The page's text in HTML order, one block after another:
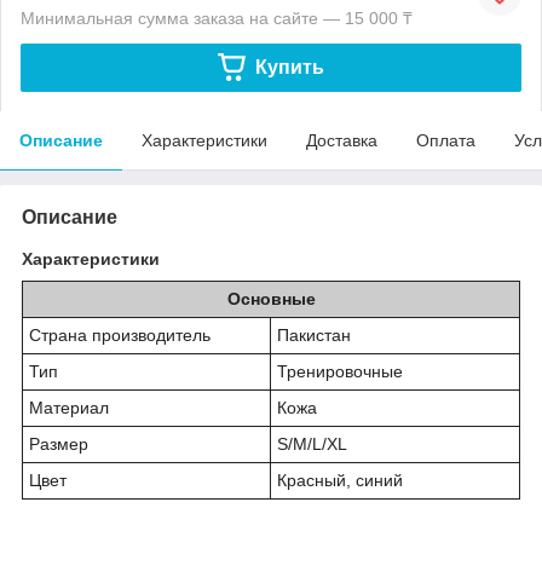
Минимальная сумма заказа на сайте — 15 000 ₸
Купить
Описание Характеристики Доставка Оплата
Описание
Характеристики
Основные
Страна производитель
Пакистан
Тип
Тренировочные
Материал
Кожа
Размер
S/M/L/XL
Цвет
Красный, синий